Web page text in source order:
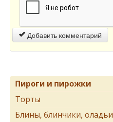
Добавить комментарий
Пироги и пирожки
Торты
Блины, блинчики, оладьи